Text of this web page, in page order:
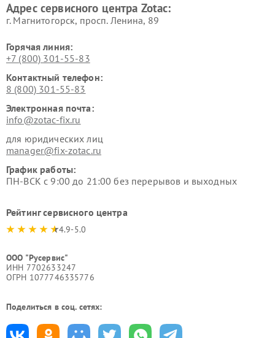
Адрес сервисного центра Zotac:
г. Магнитогорск, просп. Ленина, 89
Горячая линия:
+7 (800) 301-55-83
Контактный телефон:
8 (800) 301-55-83
Электронная почта:
info@zotac-fix.ru
для юридических лиц
manager@fix-zotac.ru
График работы:
ПН-ВСК с 9:00 до 21:00 без перерывов и выходных
Рейтинг сервисного центра
4.9-5.0
ООО "Русервис"
ИНН 7702633247
ОГРН 1077746335776
Поделиться в соц. сетях: